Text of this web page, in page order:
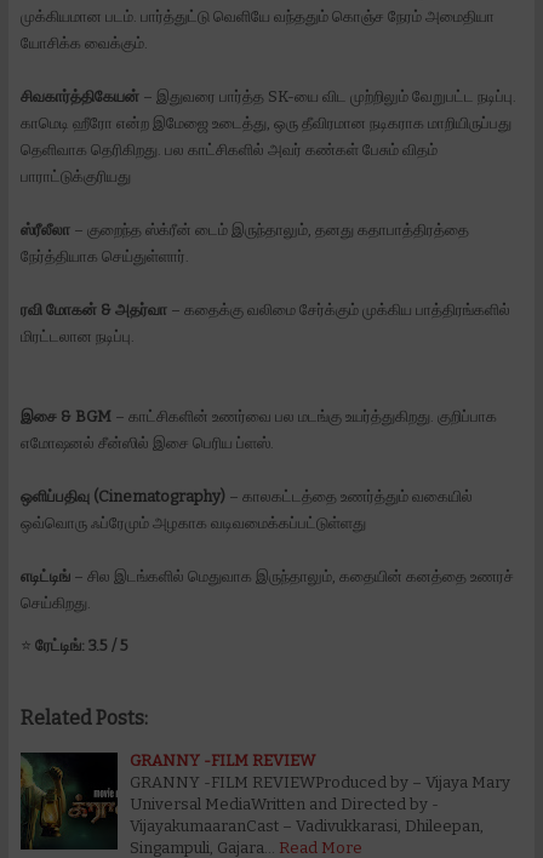
முக்கியமான படம். பார்த்துட்டு வெளியே வந்ததும் கொஞ்ச நேரம் அமைதியா
யோசிக்க வைக்கும்.
சிவகார்த்திகேயன் – இதுவரை பார்த்த SK-யை விட முற்றிலும் வேறுபட்ட நடிப்பு.
காமெடி ஹீரோ என்ற இமேஜை உடைத்து, ஒரு தீவிரமான நடிகராக மாறியிருப்பது
தெளிவாக தெரிகிறது. பல காட்சிகளில் அவர் கண்கள் பேசும் விதம்
பாராட்டுக்குரியது
ஸ்ரீலீலா – குறைந்த ஸ்க்ரீன் டைம் இருந்தாலும், தனது கதாபாத்திரத்தை
நேர்த்தியாக செய்துள்ளார்.
ரவி மோகன் & அதர்வா – கதைக்கு வலிமை சேர்க்கும் முக்கிய பாத்திரங்களில்
மிரட்டலான நடிப்பு.
இசை & BGM – காட்சிகளின் உணர்வை பல மடங்கு உயர்த்துகிறது. குறிப்பாக
எமோஷனல் சீன்ஸில் இசை பெரிய ப்ளஸ்.
ஒளிப்பதிவு (Cinematography) – காலகட்டத்தை உணர்த்தும் வகையில்
ஒவ்வொரு ஃப்ரேமும் அழகாக வடிவமைக்கப்பட்டுள்ளது
எடிட்டிங் – சில இடங்களில் மெதுவாக இருந்தாலும், கதையின் கனத்தை உணரச்
செய்கிறது.
⭐ ரேட்டிங்: 3.5 / 5
Related Posts:
GRANNY -FILM REVIEW
GRANNY -FILM REVIEWProduced by – Vijaya Mary
Universal MediaWritten and Directed by -
VijayakumaaranCast – Vadivukkarasi, Dhileepan,
Singampuli, Gajara…
Read More